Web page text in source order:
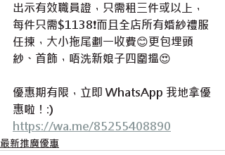
出示有效職員證，只需租三件或以上，
每件只需$1138❗而且全店所有婚紗禮服
任揀，大小拖尾劃一收費😊更包埋頭
紗、首飾，唔洗新娘子四圍搵😍
優惠期有限，立即 WhatsApp 我地拿優
惠啦！:)
https://wa.me/85255408890
最新推廣優惠